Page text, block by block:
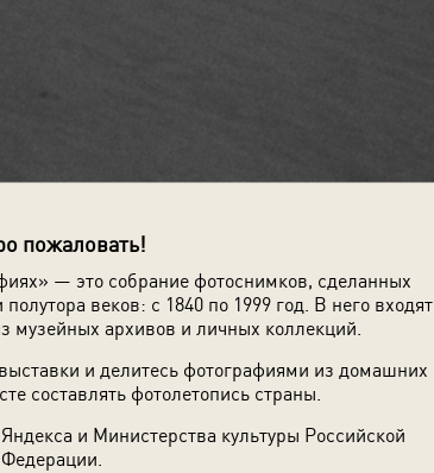
пожаловать!
— это собрание фотоснимков, сделанных
веков: с 1840 по 1999 год. В него входят
музейных архивов и личных коллекций.
и делитесь фотографиями из домашних
составлять фотолетопись страны.
и Министерства культуры Российской
Федерации.